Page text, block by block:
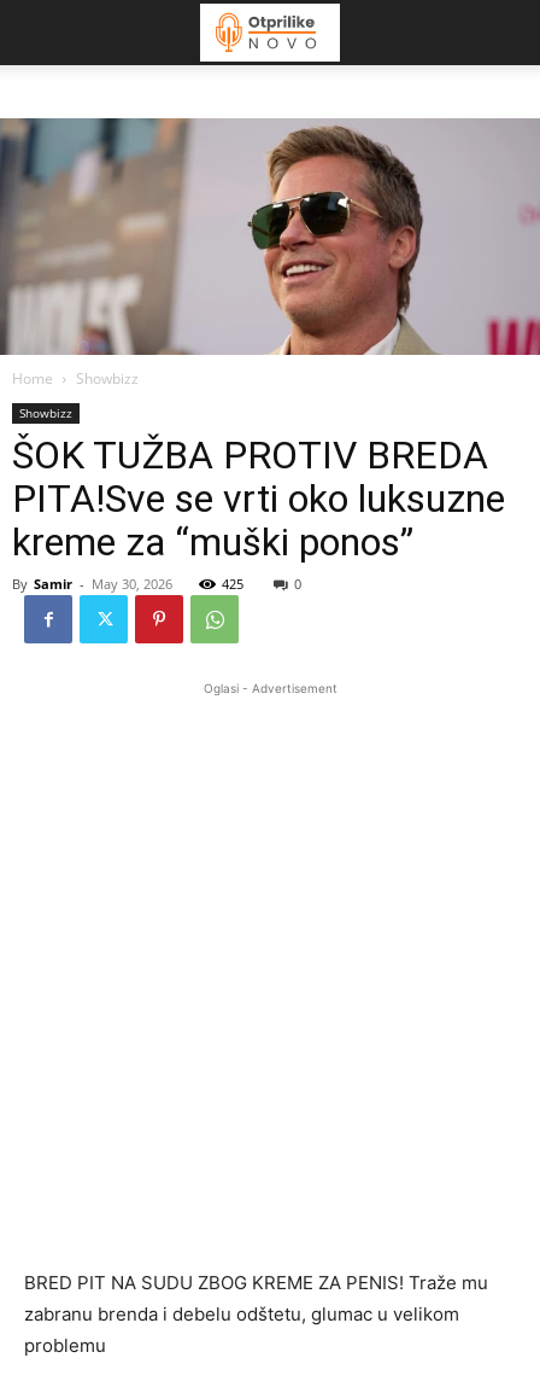
Home Showbizz
Showbizz
ŠOK TUŽBA PROTIV BREDA
PITA!Sve se vrti oko luksuzne
kreme za “muški ponos”
By Samir - May 30, 2026 425 0
Oglasi - Advertisement
BRED PIT NA SUDU ZBOG KREME ZA PENIS! Traže mu
zabranu brenda i debelu odštetu, glumac u velikom
problemu